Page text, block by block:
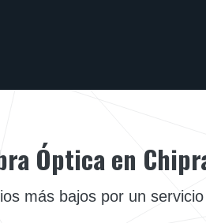
Óptica en
más bajos por un